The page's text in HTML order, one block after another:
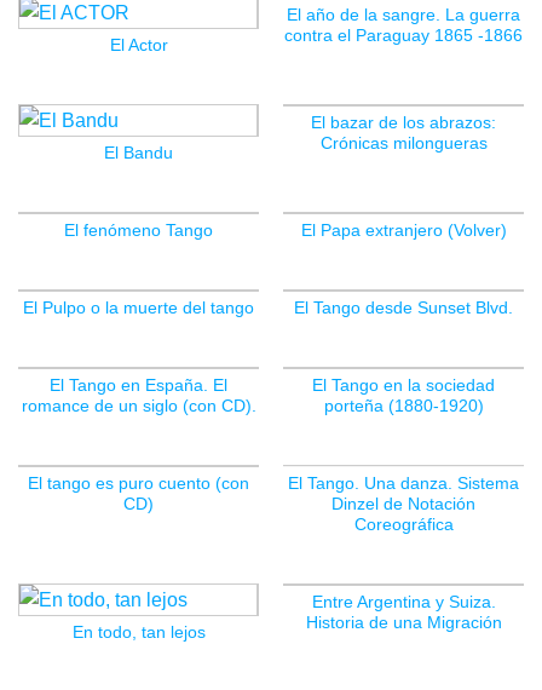
El Actor
El año de la sangre. La guerra
contra el Paraguay 1865 -1866
El Bandu
El bazar de los abrazos:
Crónicas milongueras
El fenómeno Tango El Papa extranjero (Volver)
El Pulpo o la muerte del tango El Tango desde Sunset Blvd.
El Tango en España. El
romance de un siglo (con CD).
El Tango en la sociedad
porteña (1880-1920)
El tango es puro cuento (con
CD)
SIN EXISTENCIAS
El Tango. Una danza. Sistema
Dinzel de Notación
Coreográfica
En todo, tan lejos
Entre Argentina y Suiza.
Historia de una Migración